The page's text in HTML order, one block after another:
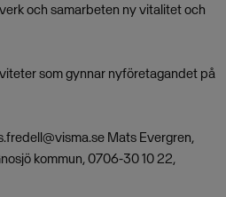
och samarbeten ny vitalitet och
som gynnar nyföretagandet på
Mats Evergren,
kommun, 0706-30 10 22,